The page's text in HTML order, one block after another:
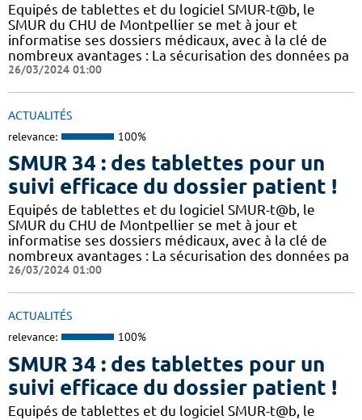
​​Equipés de tablettes et du logiciel SMUR-t@b, le
SMUR du CHU de Montpellier se met à jour et
informatise ses dossiers médicaux, avec à la clé de
nombreux avantages : ​​La sécurisation des données pa
26/03/2024 01:00
ACTUALITÉS
relevance: 100%
SMUR 34 : des tablettes pour un
suivi efficace du dossier patient !
​​Equipés de tablettes et du logiciel SMUR-t@b, le
SMUR du CHU de Montpellier se met à jour et
informatise ses dossiers médicaux, avec à la clé de
nombreux avantages : ​​La sécurisation des données pa
26/03/2024 01:00
ACTUALITÉS
relevance: 100%
SMUR 34 : des tablettes pour un
suivi efficace du dossier patient !
​​Equipés de tablettes et du logiciel SMUR-t@b, le